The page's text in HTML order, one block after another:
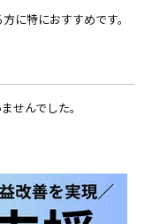
に特におすすめです。
せんでした。